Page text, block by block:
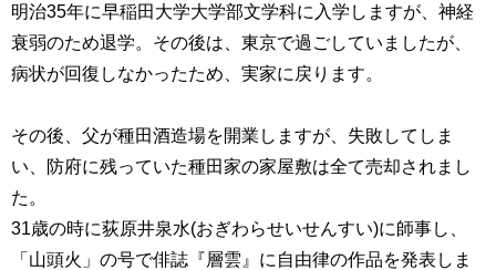
明治35年に早稲田大学大学部文学科に入学しますが、神経
衰弱のため退学。その後は、東京で過ごしていましたが、
病状が回復しなかったため、実家に戻ります。
その後、父が種田酒造場を開業しますが、失敗してしま
い、防府に残っていた種田家の家屋敷は全て売却されまし
た。
31歳の時に荻原井泉水(おぎわらせいせんすい)に師事し、
「山頭火」の号で俳誌『層雲』に自由律の作品を発表しま